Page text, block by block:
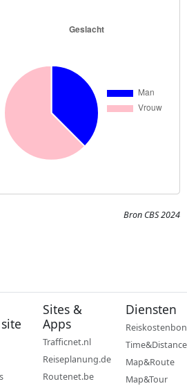
Bron CBS 2024
Sites &
Apps
Trafficnet.nl
Reiseplanung.de
Routenet.be
Diensten
Reiskostenbon
Time&Distance
Map&Route
Map&Tour